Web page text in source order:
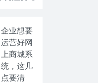
企业想要
运营好网
上商城系
统，这几
点要清